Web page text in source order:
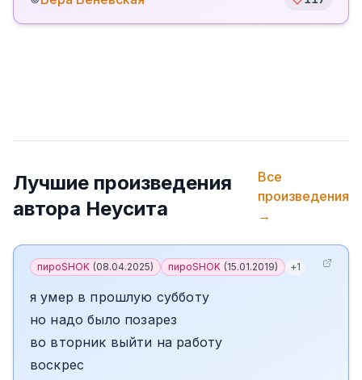
Лучшие произведения
автора Неусита
Все
произведения
→
пироSHOK (08.04.2025) пироSHOK (15.01.2019) +1
я умер в прошлую субботу
но надо было позарез
во вторник выйти на работу
воскрес